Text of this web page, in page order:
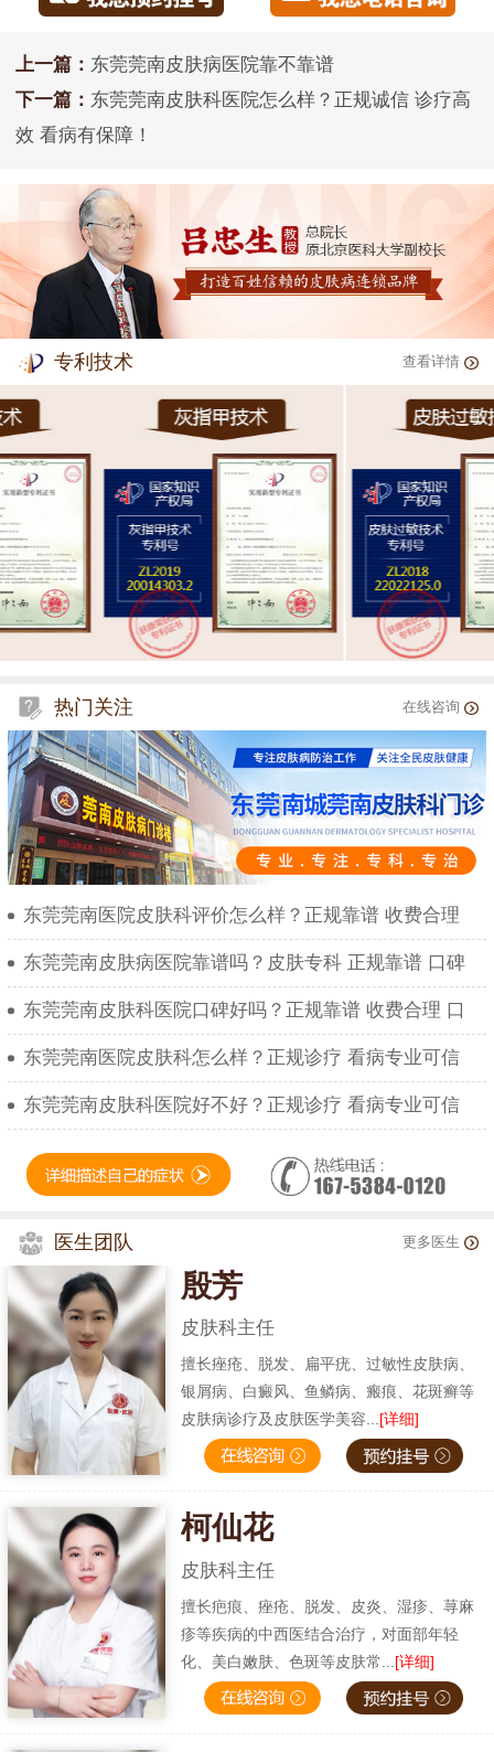
上一篇： 东莞莞南皮肤病医院靠不靠谱
下一篇： 东莞莞南皮肤科医院怎么样？正规诚信 诊疗高
效 看病有保障！
专利技术 查看详情
热门关注 在线咨询
东莞莞南医院皮肤科评价怎么样？正规靠谱 收费合理
东莞莞南皮肤病医院靠谱吗？皮肤专科 正规靠谱 口碑
东莞莞南皮肤科医院口碑好吗？正规靠谱 收费合理 口
东莞莞南医院皮肤科怎么样？正规诊疗 看病专业可信
东莞莞南皮肤科医院好不好？正规诊疗 看病专业可信
医生团队 更多医生
殷芳
皮肤科主任
擅长痤疮、脱发、扁平疣、过敏性皮肤病、
银屑病、白癜风、鱼鳞病、瘢痕、花斑癣等
皮肤病诊疗及皮肤医学美容... [详细]
柯仙花
皮肤科主任
擅长疤痕、痤疮、脱发、皮炎、湿疹、荨麻
疹等疾病的中西医结合治疗，对面部年轻
化、美白嫩肤、色斑等皮肤常... [详细]